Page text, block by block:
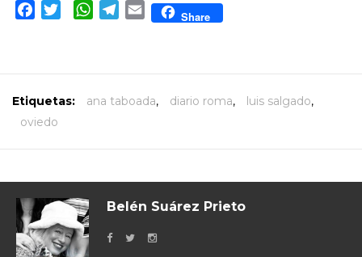
Facebook
TwitterWhatsApp
Telegram
Email Share
Etiquetas: ana taboada, diario roma, luis salgado,
oviedo
Belén Suárez Prieto